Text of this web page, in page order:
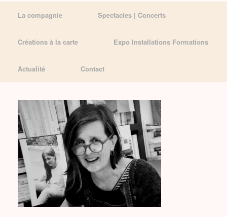
La compagnie Spectacles | Concerts
Créations à la carte Expo Installations Formations
Actualité Contact